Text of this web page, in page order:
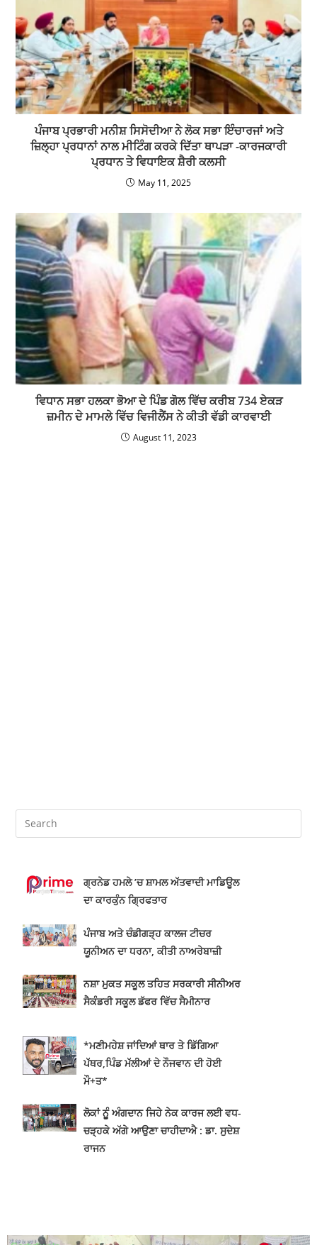
ਪੰਜਾਬ ਪ੍ਰਭਾਰੀ ਮਨੀਸ਼ ਸਿਸੋਦੀਆ ਨੇ ਲੋਕ ਸਭਾ ਇੰਚਾਰਜਾਂ ਅਤੇ
ਜ਼ਿਲ੍ਹਾ ਪ੍ਰਧਾਨਾਂ ਨਾਲ ਮੀਟਿੰਗ ਕਰਕੇ ਦਿੱਤਾ ਥਾਪੜਾ -ਕਾਰਜਕਾਰੀ
ਪ੍ਰਧਾਨ ਤੇ ਵਿਧਾਇਕ ਸ਼ੈਰੀ ਕਲਸੀ
May 11, 2025
ਵਿਧਾਨ ਸਭਾ ਹਲਕਾ ਭੋਆ ਦੇ ਪਿੰਡ ਗੋਲ ਵਿੱਚ ਕਰੀਬ 734 ਏਕੜ
ਜ਼ਮੀਨ ਦੇ ਮਾਮਲੇ ਵਿੱਚ ਵਿਜੀਲੈਂਸ ਨੇ ਕੀਤੀ ਵੱਡੀ ਕਾਰਵਾਈ
August 11, 2023
ਗ੍ਰਨੇਡ ਹਮਲੇ ’ਚ ਸ਼ਾਮਲ ਅੱਤਵਾਦੀ ਮਾਡਿਊਲ
ਦਾ ਕਾਰਕੁੰਨ ਗ੍ਰਿਫਤਾਰ
ਪੰਜਾਬ ਅਤੇ ਚੰਡੀਗੜ੍ਹ ਕਾਲਜ ਟੀਚਰ
ਯੂਨੀਅਨ ਦਾ ਧਰਨਾ, ਕੀਤੀ ਨਾਅਰੇਬਾਜ਼ੀ
ਨਸ਼ਾ ਮੁਕਤ ਸਕੂਲ ਤਹਿਤ ਸਰਕਾਰੀ ਸੀਨੀਅਰ
ਸੈਕੰਡਰੀ ਸਕੂਲ ਡੱਫਰ ਵਿੱਚ ਸੈਮੀਨਾਰ
*ਮਣੀਮਹੇਸ਼ ਜਾਂਦਿਆਂ ਥਾਰ ਤੇ ਡਿੱਗਿਆ
ਪੱਥਰ,ਪਿੰਡ ਮੱਲੀਆਂ ਦੇ ਨੌਜਵਾਨ ਦੀ ਹੋਈ
ਮੌ+ਤ*
ਲੋਕਾਂ ਨੂੂੰ ਅੰਗਦਾਨ ਜਿਹੇ ਨੇਕ ਕਾਰਜ ਲਈ ਵਧ-
ਚੜ੍ਹਕੇ ਅੱਗੇ ਆਉਣਾ ਚਾਹੀਦਾਐ : ਡਾ. ਸੁਦੇਸ਼
ਰਾਜਨ